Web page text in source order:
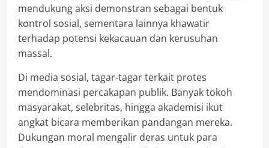
mendukung aksi demonstran sebagai bentuk
kontrol sosial, sementara lainnya khawatir
terhadap potensi kekacauan dan kerusuhan
massal.
Di media sosial, tagar-tagar terkait protes
mendominasi percakapan publik. Banyak tokoh
masyarakat, selebritas, hingga akademisi ikut
angkat bicara memberikan pandangan mereka.
Dukungan moral mengalir deras untuk para